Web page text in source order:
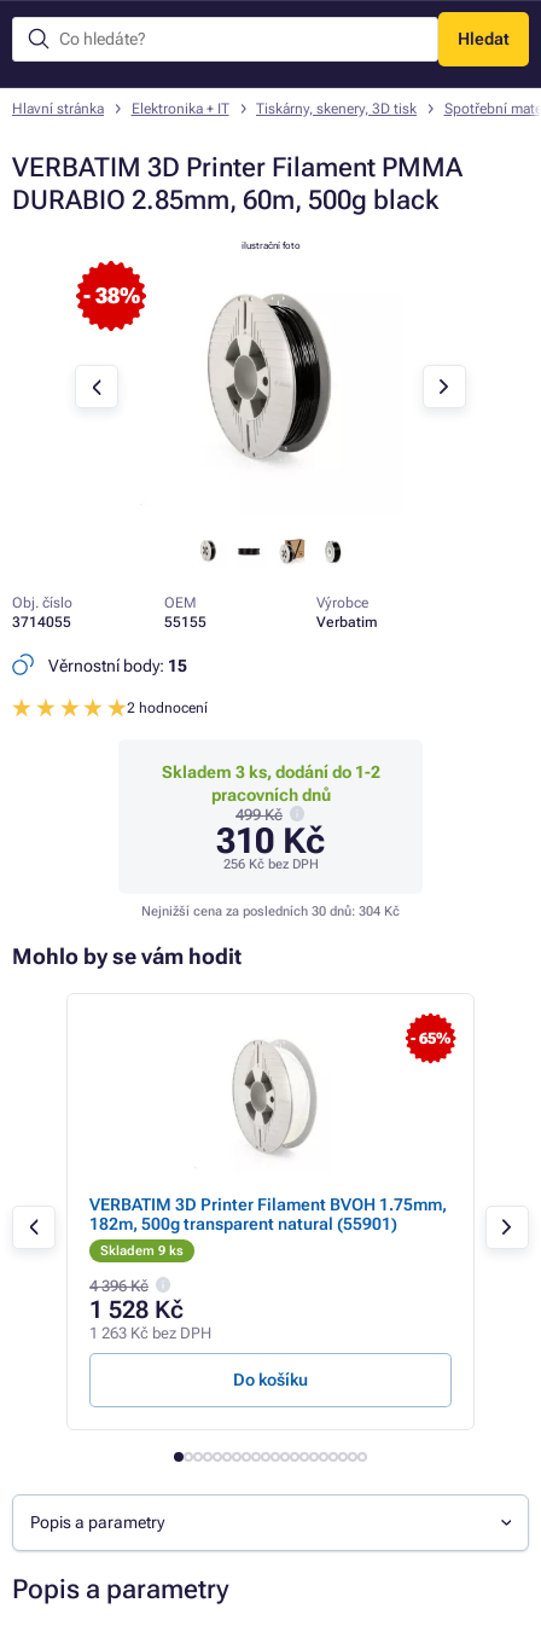
Hledat
Menu
Hlavní stránka Elektronika + IT Tiskárny, skenery, 3D tisk Spotřební
VERBATIM 3D Printer Filament PMMA
DURABIO 2.85mm, 60m, 500g black
- 38%
ilustrační foto
Obj. číslo
3714055
OEM
55155
Výrobce
Verbatim
Věrnostní body: 15
2 hodnocení
Skladem 3 ks, dodání do 1-2
pracovních dnů
499 Kč
310 Kč
256 Kčbez DPH
Nejnižší cena za posledních 30 dnů: 304 Kč
Mohlo by se vám hodit
- 65%
VERBATIM 3D Printer Filament BVOH 1.75mm,
182m, 500g transparent natural (55901)
Skladem 9 ks
4 396 Kč
1 528 Kč
1 263 Kč bez DPH
Do košíku
Popis a parametry
Popis a parametry